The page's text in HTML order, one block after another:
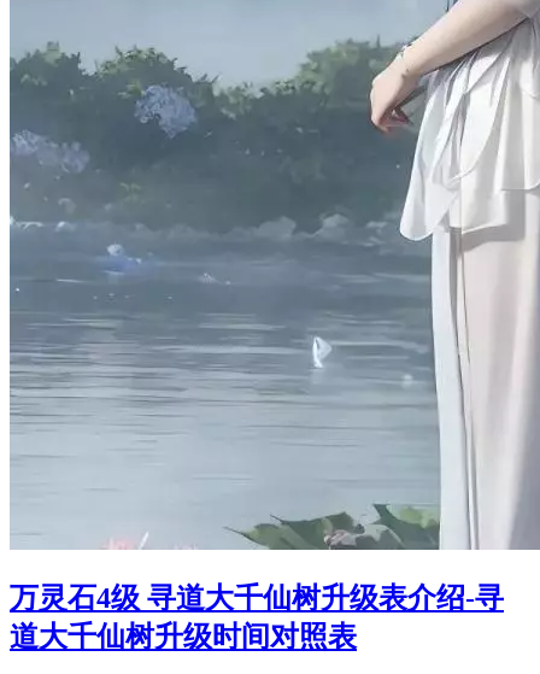
万灵石4级 寻道大千仙树升级表介绍-寻
道大千仙树升级时间对照表